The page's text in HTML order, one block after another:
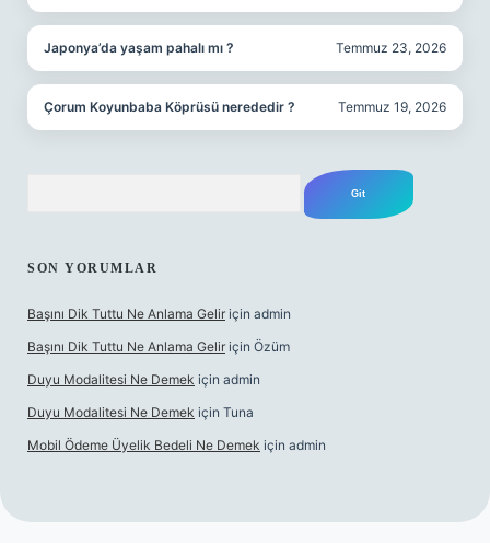
Japonya’da yaşam pahalı mı ? Temmuz 23, 2026
Çorum Koyunbaba Köprüsü nerededir ? Temmuz 19, 2026
SON YORUMLAR
Başını Dik Tuttu Ne Anlama Gelir için admin
Başını Dik Tuttu Ne Anlama Gelir için Özüm
Duyu Modalitesi Ne Demek için admin
Duyu Modalitesi Ne Demek için Tuna
Mobil Ödeme Üyelik Bedeli Ne Demek için admin